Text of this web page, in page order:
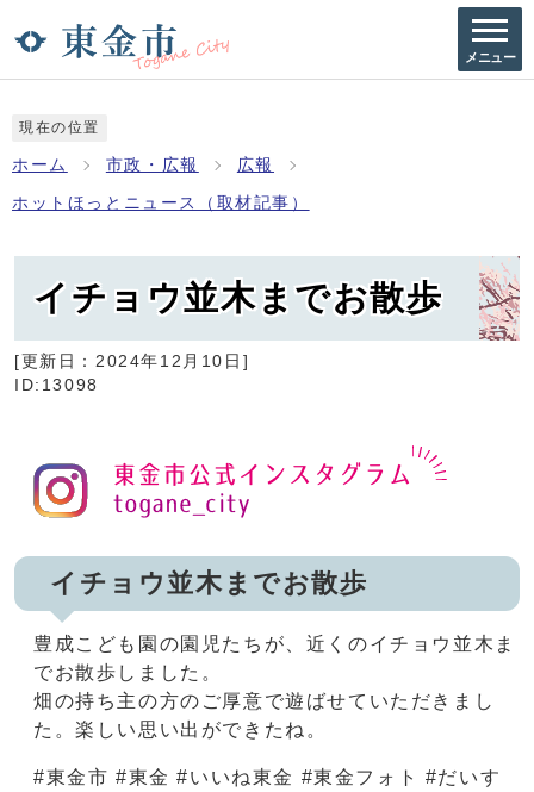
メニュー
現在の位置
ホーム 市政・広報 広報
ホットほっとニュース（取材記事）
イチョウ並木までお散歩
[更新日： 2024年12月10日 ]
ID:13098
イチョウ並木までお散歩
豊成こども園の園児たちが、近くのイチョウ並木ま
でお散歩しました。
畑の持ち主の方のご厚意で遊ばせていただきまし
た。楽しい思い出ができたね。
#東金市 #東金 #いいね東金 #東金フォト #だいす